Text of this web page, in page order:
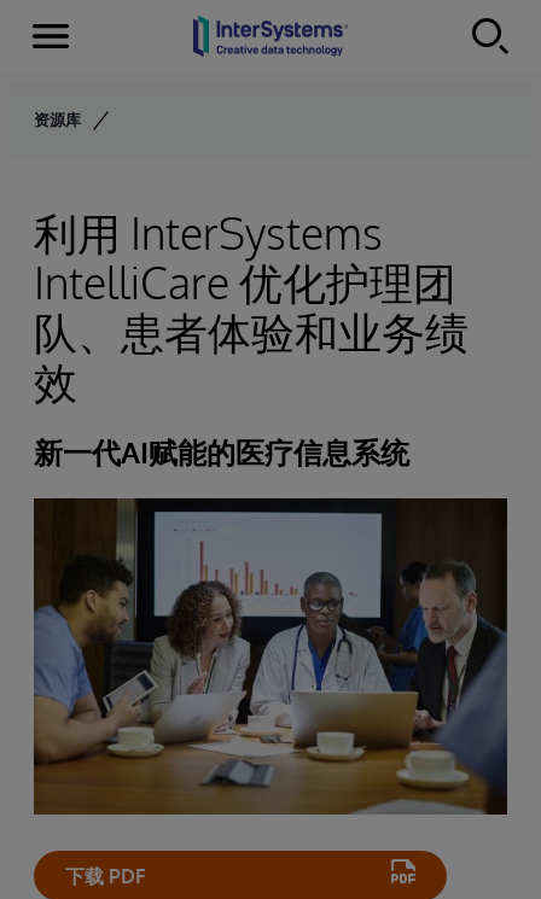
Skip to content
Menu
资源库
利用 InterSystems
IntelliCare 优化护理团
队、患者体验和业务绩
效
新一代AI赋能的医疗信息系统
下载 PDF